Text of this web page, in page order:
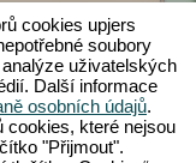
cookies upjers
soubory
uživatelských
Další informace
osobních údajů.
cookies, které nejsou
"Přijmout".